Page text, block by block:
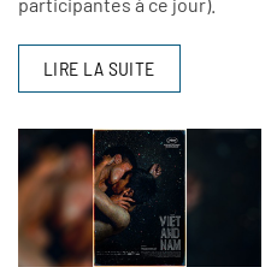
LIRE LA SUITE